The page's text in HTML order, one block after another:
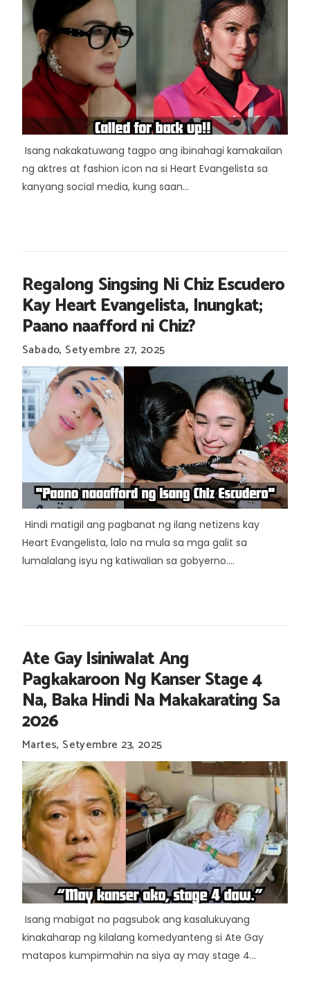
Isang nakakatuwang tagpo ang ibinahagi kamakailan
ng aktres at fashion icon na si Heart Evangelista sa
kanyang social media, kung saan...
Regalong Singsing Ni Chiz Escudero
Kay Heart Evangelista, Inungkat;
Paano naafford ni Chiz?
Sabado, Setyembre 27, 2025
Hindi matigil ang pagbanat ng ilang netizens kay
Heart Evangelista, lalo na mula sa mga galit sa
lumalalang isyu ng katiwalian sa gobyerno....
Ate Gay Isiniwalat Ang
Pagkakaroon Ng Kanser Stage 4
Na, Baka Hindi Na Makakarating Sa
2026
Martes, Setyembre 23, 2025
Isang mabigat na pagsubok ang kasalukuyang
kinakaharap ng kilalang komedyanteng si Ate Gay
matapos kumpirmahin na siya ay may stage 4...